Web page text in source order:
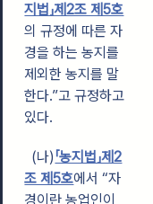
지법」제2조 제5호
의 규정에 따른 자
경을 하는 농지를
제외한 농지를 말
한다.”고 규정하고
있다.
(나)「농지법」제2
조 제5호에서 “자
경이란 농업인이